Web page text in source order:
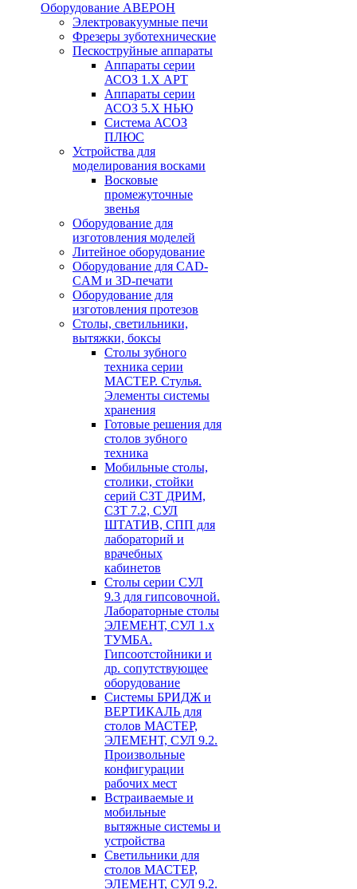
Оборудование АВЕРОН
Электровакуумные печи
Фрезеры зуботехнические
Пескоструйные аппараты
Аппараты серии
АСОЗ 1.Х АРТ
Аппараты серии
АСОЗ 5.Х НЬЮ
Система АСОЗ
ПЛЮС
Устройства для
моделирования восками
Восковые
промежуточные
звенья
Оборудование для
изготовления моделей
Литейное оборудование
Оборудование для CAD-
CAM и 3D-печати
Оборудование для
изготовления протезов
Cтолы, светильники,
вытяжки, боксы
Столы зубного
техника серии
МАСТЕР. Стулья.
Элементы системы
хранения
Готовые решения для
столов зубного
техника
Мобильные столы,
столики, стойки
серий СЗТ ДРИМ,
СЗТ 7.2, СУЛ
ШТАТИВ, СПП для
лабораторий и
врачебных
кабинетов
Столы серии СУЛ
9.3 для гипсовочной.
Лабораторные столы
ЭЛЕМЕНТ, СУЛ 1.х
ТУМБА.
Гипсоотстойники и
др. сопутствующее
оборудование
Системы БРИДЖ и
ВЕРТИКАЛЬ для
столов МАСТЕР,
ЭЛЕМЕНТ, СУЛ 9.2.
Произвольные
конфигурации
рабочих мест
Встраиваемые и
мобильные
вытяжные системы и
устройства
Светильники для
столов МАСТЕР,
ЭЛЕМЕНТ, СУЛ 9.2.